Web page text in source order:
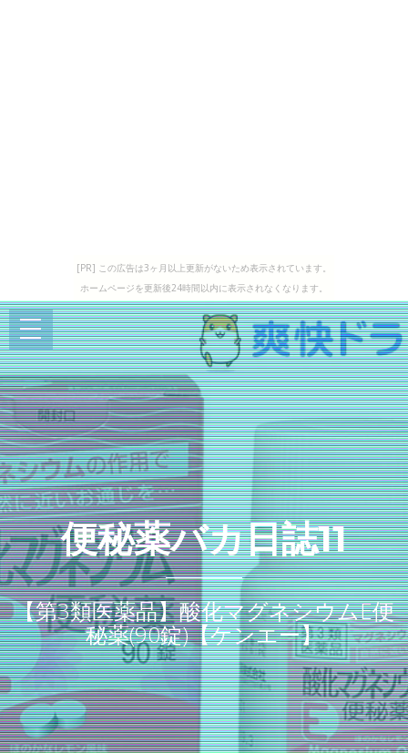
[PR] この広告は3ヶ月以上更新がないため表示されています。
ホームページを更新後24時間以内に表示されなくなります。
便秘薬バカ日誌11
【第3類医薬品】酸化マグネシウムE便
秘薬(90錠)【ケンエー】